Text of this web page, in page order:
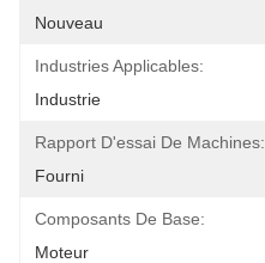
Nouveau
Industries Applicables:
Industrie
Rapport D'essai De Machines:
Fourni
Composants De Base:
Moteur